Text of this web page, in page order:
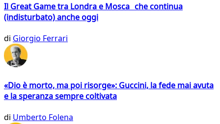
Il Great Game tra Londra e Mosca che continua
(indisturbato) anche oggi
di Giorgio Ferrari
«Dio è morto, ma poi risorge»: Guccini, la fede mai avuta
e la speranza sempre coltivata
di Umberto Folena